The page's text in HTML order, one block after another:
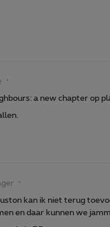
a new chapter op
kan ik niet terug
en daar kunnen we